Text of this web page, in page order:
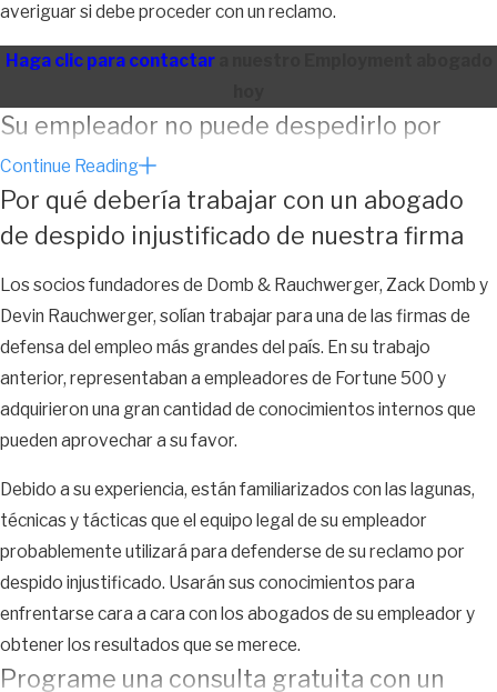
averiguar si debe proceder con un reclamo.
Haga clic para contactar
Su empleador no puede despedirlo por
presentar un reclamo de compensación
para trabajadores
Si se lesionó en el trabajo, debería poder presentar un reclamo
de compensación para trabajadores sin perder su trabajo. Si su
empleador lo despidió después de sufrir una lesión en el lugar de
trabajo, debe reunirse con un abogado para discutir la
presentación de un reclamo por despido injustificado.
Completa ahora unformulario de evaluación de caso
gratuito
Cómo Nuestros Abogados de Despido
Injustificado de San Marino Pueden
Ayudarle a Seguir Adelante
Nuestro bufete puede brindarle una serie de servicios legales
después de un despido injustificado. Esto es lo que nuestros
abogados experimentados pueden hacer para ayudarle a
Continue Reading
Por qué debería trabajar con un abogado
de despido injustificado de nuestra firma
Los socios fundadores de Domb & Rauchwerger, Zack Domb y
Devin Rauchwerger, solían trabajar para una de las firmas de
defensa del empleo más grandes del país. En su trabajo
anterior, representaban a empleadores de Fortune 500 y
adquirieron una gran cantidad de conocimientos internos que
pueden aprovechar a su favor.
Debido a su experiencia, están familiarizados con las lagunas,
técnicas y tácticas que el equipo legal de su empleador
probablemente utilizará para defenderse de su reclamo por
despido injustificado. Usarán sus conocimientos para
enfrentarse cara a cara con los abogados de su empleador y
obtener los resultados que se merece.
Programe una consulta gratuita con un